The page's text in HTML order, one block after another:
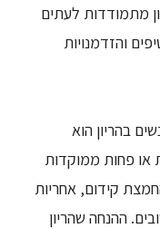
מתמודדות לעתים
והזדמנויות
בהריון הוא
או פחות ממוקדות
קידום, אחריות
ההנחה שהריון